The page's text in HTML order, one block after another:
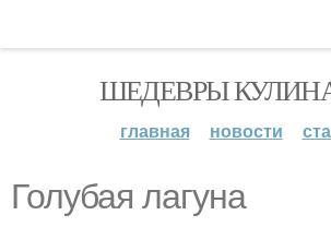
ШЕДЕВРЫ
главная новости
Голубая лагуна